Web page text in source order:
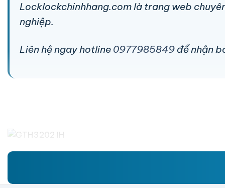
Locklockchinhhang.com là trang web
nghiệp.
Liên hệ ngay hotline 0977985849 để nhận